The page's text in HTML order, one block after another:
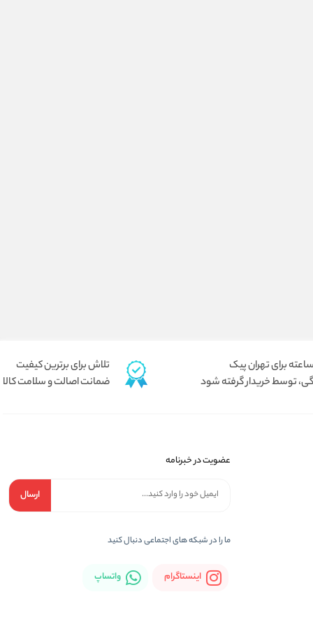
توسط خریدار گرفته شود
تلاش برای برترین کیفیت
ضمانت اصالت و سلامت کالا
عضویت در خبرنامه
ارسال
ما را در شبكه های اجتماعی دنبال کنید
اینستاگرام واتساپ